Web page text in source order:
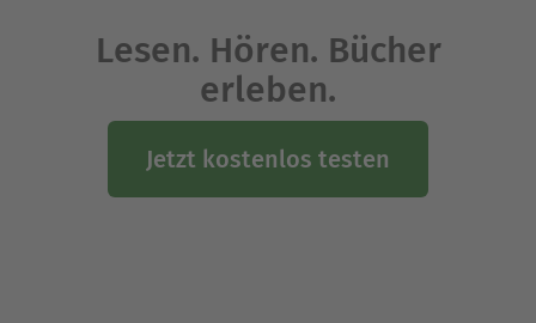
Lesen. Hören. Bücher
erleben.
Jetzt kostenlos testen